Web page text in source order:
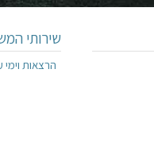
שירותי
הרצאות וימי